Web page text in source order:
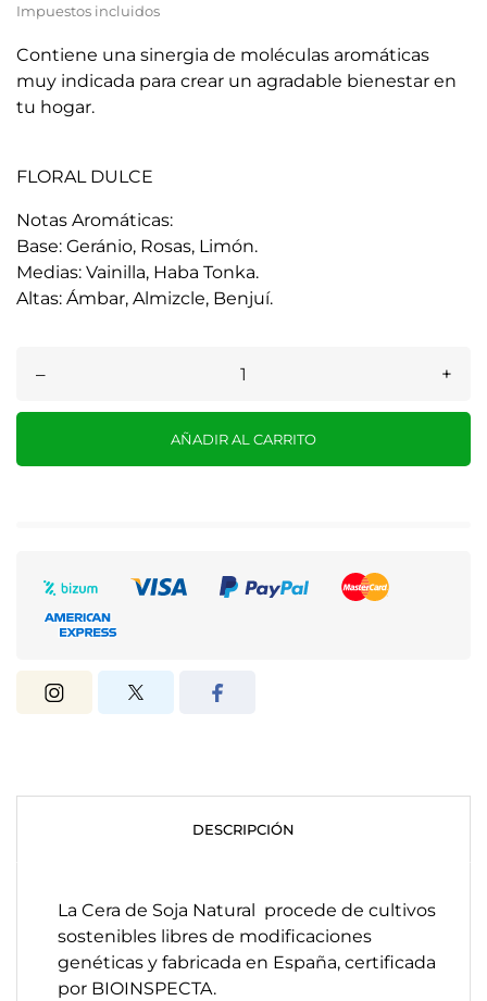
Impuestos incluidos
Contiene una sinergia de moléculas aromáticas
muy indicada para crear un agradable bienestar en
tu hogar.
FLORAL DULCE
Notas Aromáticas:
Base: Geránio, Rosas, Limón.
Medias: Vainilla, Haba Tonka.
Altas: Ámbar, Almizcle, Benjuí.
– +
AÑADIR AL CARRITO
DESCRIPCIÓN
La Cera de Soja Natural procede de cultivos
sostenibles libres de modificaciones
genéticas y fabricada en España, certificada
por BIOINSPECTA.